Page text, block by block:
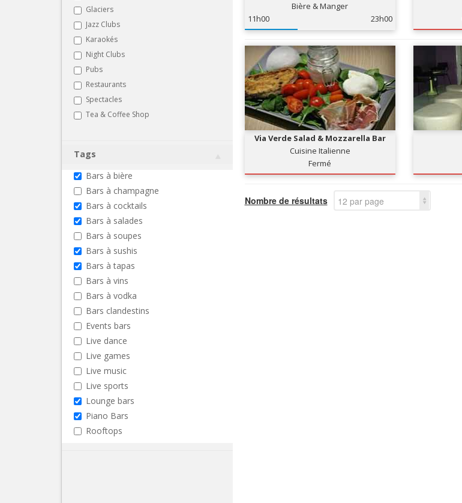
Glaciers
Jazz Clubs
Karaokés
Night Clubs
Pubs
Restaurants
Spectacles
Tea & Coffee Shop
Tags
Bars à bière
Bars à champagne
Bars à cocktails
Bars à salades
Bars à soupes
Bars à sushis
Bars à tapas
Bars à vins
Bars à vodka
Bars clandestins
Events bars
Live dance
Live games
Live music
Live sports
Lounge bars
Piano Bars
Rooftops
Bière & Manger
11h00
23h00
Via Verde Salad & Mozzarella Bar
Cuisine Italienne
Fermé
Nombre de résultats 12 par page